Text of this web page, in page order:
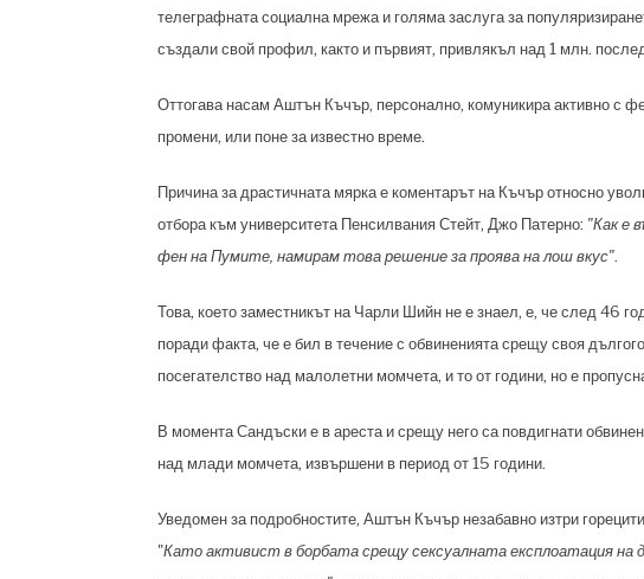
телеграфната социална мрежа и голяма заслуга за
създали свой профил, както и първият, привлякъл над 1 млн.
Оттогава насам Аштън Къчър, персонално, комуникира активно с
промени, или поне за известно време.
Причина за драстичната мярка е коментарът на Къчър относно
отбора към университета Пенсилвания Стейт, Джо Патерно: "Как е
фен на Пумите, намирам това решение за проява на лош вкус".
Това, което заместникът на Чарли Шийн не е знаел, е, че след 46
поради факта, че е бил в течение с обвиненията срещу своя
посегателство над малолетни момчета, и то от години, но е
В момента Сандъски е в ареста и срещу него са повдигнати
над млади момчета, извършени в период от 15 години.
Уведомен за подробностите, Аштън Къчър незабавно изтри
"Като активист в борбата срещу сексуалната експлоатация на